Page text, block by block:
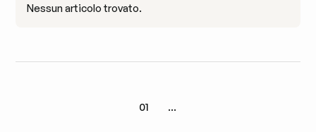
Nessun articolo trovato.
01 ...